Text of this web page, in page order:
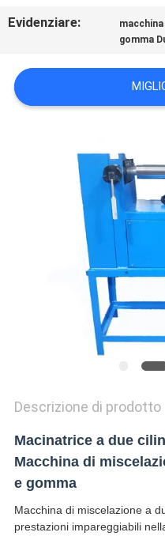
CITAZIONE
VR
SHOW
PRIVACY
Evidenziare:
gomma
Descrizione di prodotto
Macinatrice a due
Macchina di
e gomma
Macchina di miscelazione a
prestazioni impareggiabili